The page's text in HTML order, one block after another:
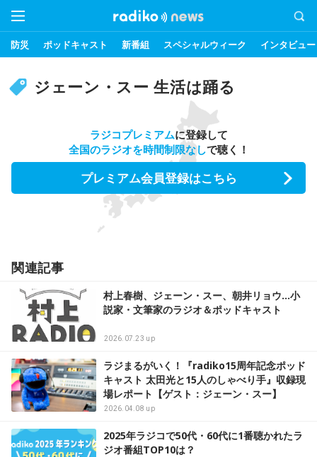
防災 ポッドキャスト 新番組 スペシャルウィーク インタビュー
ジェーン・スー 生活は踊る
ラジコプレミアムに登録して
全国のラジオを時間制限なしで聴く！
プレミアム会員登録はこちら
関連記事
村上春樹、ジェーン・スー、朝井リョウ…小
説家・文筆家のラジオ＆ポッドキャスト
2026.07.23 up
ラジまるがいく！『radiko15周年記念ポッド
キャスト 太田光と15人のしゃべり手』収録現
場レポート【ゲスト：ジェーン・スー】
2026.04.08 up
2025年ラジコで50代・60代に1番聴かれたラ
ジオ番組TOP10は？